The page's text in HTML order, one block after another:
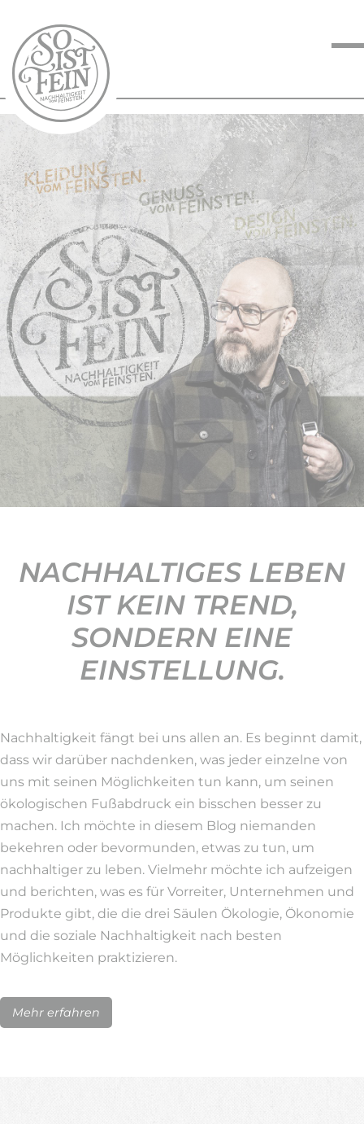
NACHHALTIGKEIT
VOM FEINSTEN
KOCHEN VOM
FEINSTEN
BLOG
KONTAKT
NACHHALTIGES LEBEN
IST KEIN TREND,
SONDERN EINE
EINSTELLUNG.
Nachhaltigkeit fängt bei uns allen an. Es beginnt damit,
dass wir darüber nachdenken, was jeder einzelne von
uns mit seinen Möglichkeiten tun kann, um seinen
ökologischen Fußabdruck ein bisschen besser zu
machen. Ich möchte in diesem Blog niemanden
bekehren oder bevormunden, etwas zu tun, um
nachhaltiger zu leben. Vielmehr möchte ich aufzeigen
und berichten, was es für Vorreiter, Unternehmen und
Produkte gibt, die die drei Säulen Ökologie, Ökonomie
und die soziale Nachhaltigkeit nach besten
Möglichkeiten praktizieren.
Mehr erfahren